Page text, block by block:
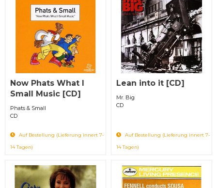
Now Phats What I
Small Music [CD]
Phats & Small
CD
Auf Bestellung (Lieferung innert 7-
14 Tagen)
Lean into it [CD]
Mr. Big
CD
Auf Bestellung (Lieferung innert 7-
14 Tagen)